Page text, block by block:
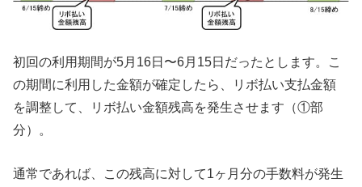
初回の利用期間が5月16日〜6月15日だったとします。こ
の期間に利用した金額が確定したら、リボ払い支払金額
を調整して、リボ払い金額残高を発生させます（①部
分）。
通常であれば、この残高に対して1ヶ月分の手数料が発生